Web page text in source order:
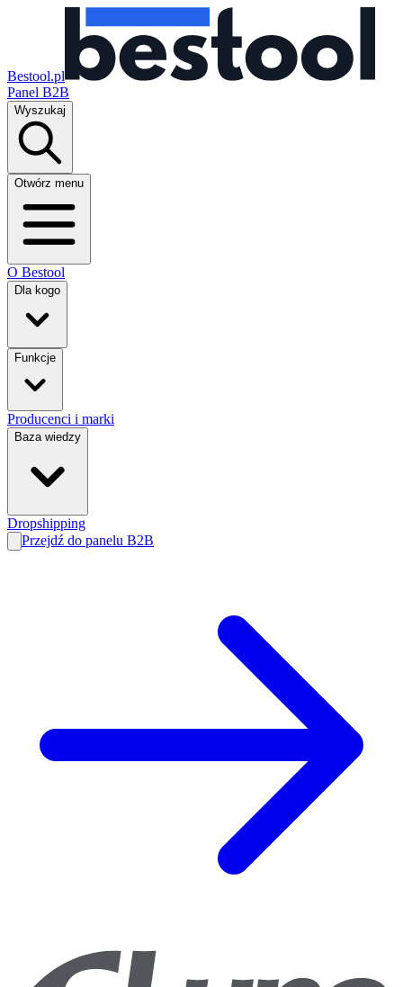
Bestool.pl
Panel B2B
Wyszukaj
Otwórz menu
O Bestool
Dla kogo
Funkcje
Producenci i marki
Baza wiedzy
Dropshipping
Przejdź do panelu B2B